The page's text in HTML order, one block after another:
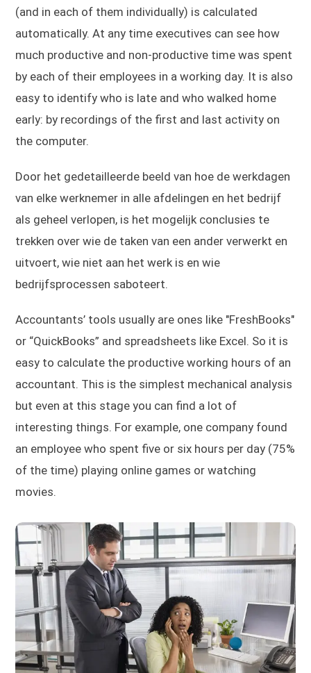
(and in each of them individually) is calculated
automatically. At any time executives can see how
much productive and non-productive time was spent
by each of their employees in a working day. It is also
easy to identify who is late and who walked home
early: by recordings of the first and last activity on
the computer.
Door het gedetailleerde beeld van hoe de werkdagen
van elke werknemer in alle afdelingen en het bedrijf
als geheel verlopen, is het mogelijk conclusies te
trekken over wie de taken van een ander verwerkt en
uitvoert, wie niet aan het werk is en wie
bedrijfsprocessen saboteert.
Accountants’ tools usually are ones like "FreshBooks"
or “QuickBooks” and spreadsheets like Excel. So it is
easy to calculate the productive working hours of an
accountant. This is the simplest mechanical analysis
but even at this stage you can find a lot of
interesting things. For example, one company found
an employee who spent five or six hours per day (75%
of the time) playing online games or watching
movies.